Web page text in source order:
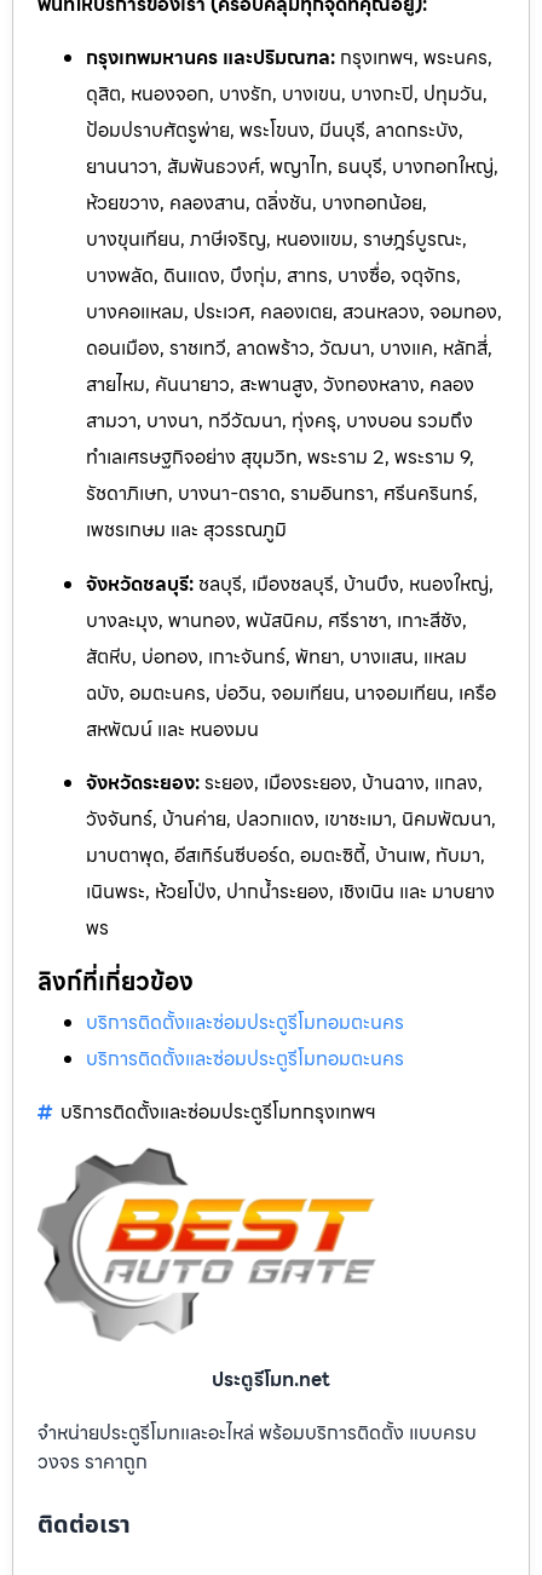
กรุงเทพมหานคร และปริมณฑล: กรุงเทพฯ, พระนคร,
ดุสิต, หนองจอก, บางรัก, บางเขน, บางกะปิ, ปทุมวัน,
ป้อมปราบศัตรูพ่าย, พระโขนง, มีนบุรี, ลาดกระบัง,
ยานนาวา, สัมพันธวงศ์, พญาไท, ธนบุรี, บางกอกใหญ่,
ห้วยขวาง, คลองสาน, ตลิ่งชัน, บางกอกน้อย,
บางขุนเทียน, ภาษีเจริญ, หนองแขม, ราษฎร์บูรณะ,
บางพลัด, ดินแดง, บึงกุ่ม, สาทร, บางซื่อ, จตุจักร,
บางคอแหลม, ประเวศ, คลองเตย, สวนหลวง, จอมทอง,
ดอนเมือง, ราชเทวี, ลาดพร้าว, วัฒนา, บางแค, หลักสี่,
สายไหม, คันนายาว, สะพานสูง, วังทองหลาง, คลอง
สามวา, บางนา, ทวีวัฒนา, ทุ่งครุ, บางบอน รวมถึง
ทำเลเศรษฐกิจอย่าง สุขุมวิท, พระราม 2, พระราม 9,
รัชดาภิเษก, บางนา-ตราด, รามอินทรา, ศรีนครินทร์,
เพชรเกษม และ สุวรรณภูมิ
จังหวัดชลบุรี: ชลบุรี, เมืองชลบุรี, บ้านบึง, หนองใหญ่,
บางละมุง, พานทอง, พนัสนิคม, ศรีราชา, เกาะสีชัง,
สัตหีบ, บ่อทอง, เกาะจันทร์, พัทยา, บางแสน, แหลม
ฉบัง, อมตะนคร, บ่อวิน, จอมเทียน, นาจอมเทียน, เครือ
สหพัฒน์ และ หนองมน
จังหวัดระยอง:ระยอง, เมืองระยอง, บ้านฉาง, แกลง,
วังจันทร์, บ้านค่าย, ปลวกแดง, เขาชะเมา, นิคมพัฒนา,
มาบตาพุด, อีสเทิร์นซีบอร์ด, อมตะซิตี้, บ้านเพ, ทับมา,
เนินพระ, ห้วยโป่ง, ปากน้ำระยอง, เชิงเนิน และ มาบยาง
พร
ลิงก์ที่เกี่ยวข้อง
บริการติดตั้งและซ่อมประตูรีโมทอมตะนคร
บริการติดตั้งและซ่อมประตูรีโมทอมตะนคร
บริการติดตั้งและซ่อมประตูรีโมทกรุงเทพฯ
ประตูรีโมท.net
จำหน่ายประตูรีโมทและอะไหล่ พร้อมบริการติดตั้ง แบบครบ
วงจร ราคาถูก
ติดต่อเรา